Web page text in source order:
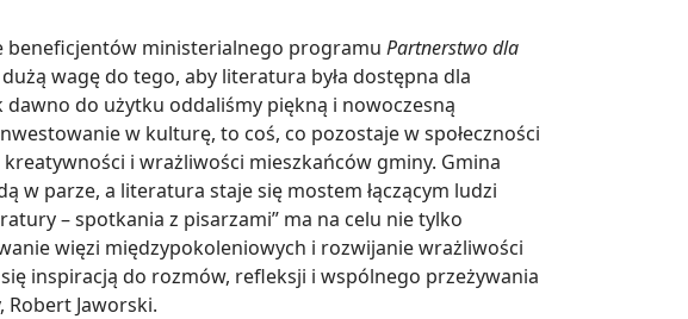
beneficjentów ministerialnego programu Partnerstwo dla
wagę do tego, aby literatura była dostępna dla
do użytku oddaliśmy piękną i nowoczesną
w kulturę, to coś, co pozostaje w społeczności
i wrażliwości mieszkańców gminy. Gmina
w parze, a literatura staje się mostem łączącym ludzi
– spotkania z pisarzami” ma na celu nie tylko
więzi międzypokoleniowych i rozwijanie wrażliwości
inspiracją do rozmów, refleksji i wspólnego przeżywania
Jaworski.